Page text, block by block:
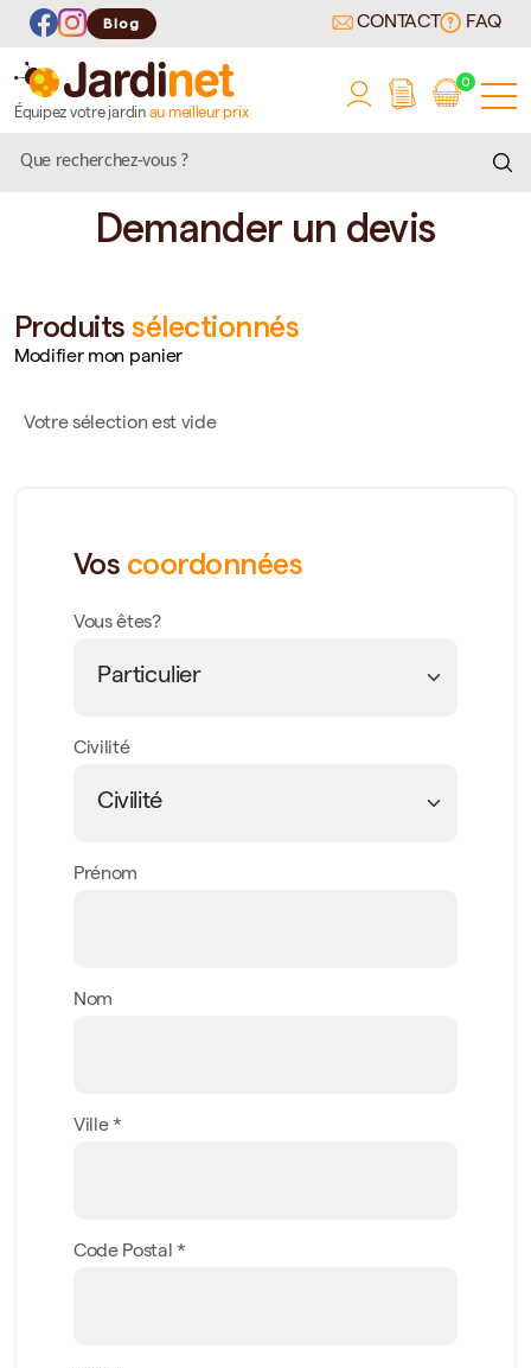
Blog CONTACT FAQ
Équipez votre jardin au meilleur prix
0
Demander un devis
Produitssélectionnés
Modifier mon panier
Votre sélection est vide
Vos coordonnées
Vous êtes?
Civilité
Prénom
Nom
Ville *
Code Postal *